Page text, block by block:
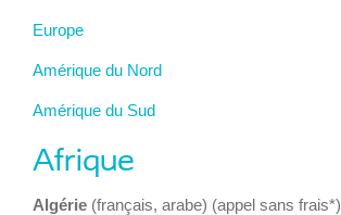
Europe
Amérique du Nord
Amérique du Sud
Afrique
Algérie (français, arabe) (appel sans frais*)